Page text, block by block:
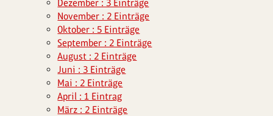
Dezember : 3 Einträge
November : 2 Einträge
Oktober : 5 Einträge
September : 2 Einträge
August : 2 Einträge
Juni : 3 Einträge
Mai : 2 Einträge
April : 1 Eintrag
März : 2 Einträge